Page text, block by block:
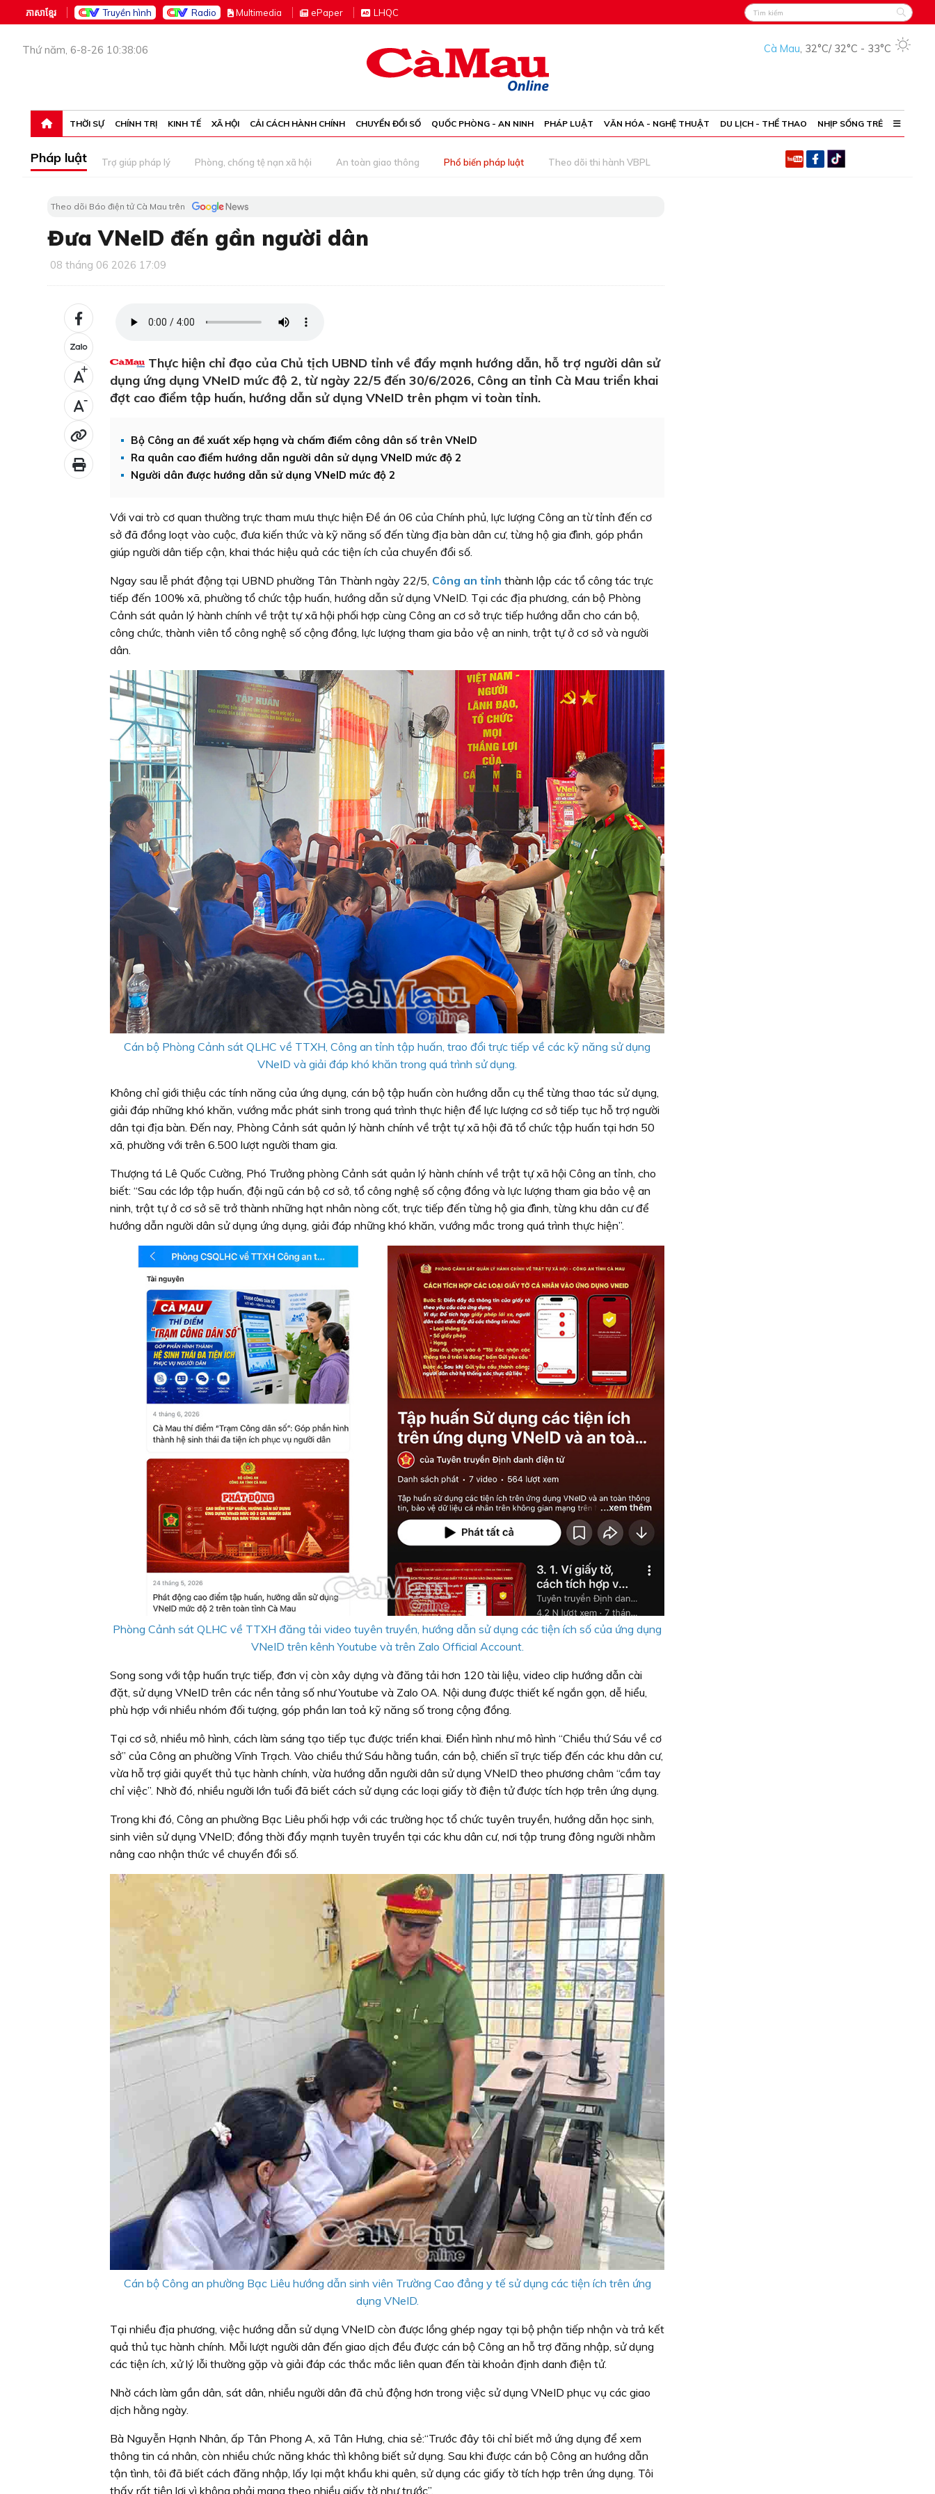
ភាសាខ្មែរ Truyền hình Radio Multimedia ePaper LHQC
Thứ năm, 6-8-26 10:38:06 Cà Mau, 32°C/ 32°C - 33°C
THỜI SỰ CHÍNH TRỊ KINH TẾ XÃ HỘI CẢI CÁCH HÀNH CHÍNH CHUYỂN ĐỔI SỐ QUỐC PHÒNG - AN NINH PHÁP LUẬT VĂN HÓA - NGHỆ THUẬT DU LỊCH - THỂ THAO NHỊP SỐNG TRẺ
Pháp luật Trợ giúp pháp lý Phòng, chống tệ nạn xã hội An toàn giao thông Phổ biến pháp luật Theo dõi thi hành VBPL
Theo dõi Báo điện tử Cà Mau trên
Đưa VNeID đến gần người dân
08 tháng 06 2026 17:09
+
-
Thực hiện chỉ đạo của Chủ tịch UBND tỉnh về đẩy mạnh hướng dẫn, hỗ trợ người dân sử
dụng ứng dụng VNeID mức độ 2, từ ngày 22/5 đến 30/6/2026, Công an tỉnh Cà Mau triển khai
đợt cao điểm tập huấn, hướng dẫn sử dụng VNeID trên phạm vi toàn tỉnh.
Bộ Công an đề xuất xếp hạng và chấm điểm công dân số trên VNeID
Ra quân cao điểm hướng dẫn người dân sử dụng VNeID mức độ 2
Người dân được hướng dẫn sử dụng VNeID mức độ 2
Với vai trò cơ quan thường trực tham mưu thực hiện Đề án 06 của Chính phủ, lực lượng Công an từ tỉnh đến cơ
sở đã đồng loạt vào cuộc, đưa kiến thức và kỹ năng số đến từng địa bàn dân cư, từng hộ gia đình, góp phần
giúp người dân tiếp cận, khai thác hiệu quả các tiện ích của chuyển đổi số.
Ngay sau lễ phát động tại UBND phường Tân Thành ngày 22/5, Công an tỉnh thành lập các tổ công tác trực
tiếp đến 100% xã, phường tổ chức tập huấn, hướng dẫn sử dụng VNeID. Tại các địa phương, cán bộ Phòng
Cảnh sát quản lý hành chính về trật tự xã hội phối hợp cùng Công an cơ sở trực tiếp hướng dẫn cho cán bộ,
công chức, thành viên tổ công nghệ số cộng đồng, lực lượng tham gia bảo vệ an ninh, trật tự ở cơ sở và người
dân.
Cán bộ Phòng Cảnh sát QLHC về TTXH, Công an tỉnh tập huấn, trao đổi trực tiếp về các kỹ năng sử dụng
VNeID và giải đáp khó khăn trong quá trình sử dụng.
Không chỉ giới thiệu các tính năng của ứng dụng, cán bộ tập huấn còn hướng dẫn cụ thể từng thao tác sử dụng,
giải đáp những khó khăn, vướng mắc phát sinh trong quá trình thực hiện để lực lượng cơ sở tiếp tục hỗ trợ người
dân tại địa bàn. Đến nay, Phòng Cảnh sát quản lý hành chính về trật tự xã hội đã tổ chức tập huấn tại hơn 50
xã, phường với trên 6.500 lượt người tham gia.
Thượng tá Lê Quốc Cường, Phó Trưởng phòng Cảnh sát quản lý hành chính về trật tự xã hội Công an tỉnh, cho
biết: “Sau các lớp tập huấn, đội ngũ cán bộ cơ sở, tổ công nghệ số cộng đồng và lực lượng tham gia bảo vệ an
ninh, trật tự ở cơ sở sẽ trở thành những hạt nhân nòng cốt, trực tiếp đến từng hộ gia đình, từng khu dân cư để
hướng dẫn người dân sử dụng ứng dụng, giải đáp những khó khăn, vướng mắc trong quá trình thực hiện”.
Phòng Cảnh sát QLHC về TTXH đăng tải video tuyên truyền, hướng dẫn sử dụng các tiện ích số của ứng dụng
VNeID trên kênh Youtube và trên Zalo Official Account.
Song song với tập huấn trực tiếp, đơn vị còn xây dựng và đăng tải hơn 120 tài liệu, video clip hướng dẫn cài
đặt, sử dụng VNeID trên các nền tảng số như Youtube và Zalo OA. Nội dung được thiết kế ngắn gọn, dễ hiểu,
phù hợp với nhiều nhóm đối tượng, góp phần lan toả kỹ năng số trong cộng đồng.
Tại cơ sở, nhiều mô hình, cách làm sáng tạo tiếp tục được triển khai. Điển hình như mô hình “Chiều thứ Sáu về cơ
sở” của Công an phường Vĩnh Trạch. Vào chiều thứ Sáu hằng tuần, cán bộ, chiến sĩ trực tiếp đến các khu dân cư,
vừa hỗ trợ giải quyết thủ tục hành chính, vừa hướng dẫn người dân sử dụng VNeID theo phương châm “cầm tay
chỉ việc”. Nhờ đó, nhiều người lớn tuổi đã biết cách sử dụng các loại giấy tờ điện tử được tích hợp trên ứng dụng.
Trong khi đó, Công an phường Bạc Liêu phối hợp với các trường học tổ chức tuyên truyền, hướng dẫn học sinh,
sinh viên sử dụng VNeID; đồng thời đẩy mạnh tuyên truyền tại các khu dân cư, nơi tập trung đông người nhằm
nâng cao nhận thức về chuyển đổi số.
Cán bộ Công an phường Bạc Liêu hướng dẫn sinh viên Trường Cao đẳng y tế sử dụng các tiện ích trên ứng
dụng VNeID.
Tại nhiều địa phương, việc hướng dẫn sử dụng VNeID còn được lồng ghép ngay tại bộ phận tiếp nhận và trả kết
quả thủ tục hành chính. Mỗi lượt người dân đến giao dịch đều được cán bộ Công an hỗ trợ đăng nhập, sử dụng
các tiện ích, xử lý lỗi thường gặp và giải đáp các thắc mắc liên quan đến tài khoản định danh điện tử.
Nhờ cách làm gần dân, sát dân, nhiều người dân đã chủ động hơn trong việc sử dụng VNeID phục vụ các giao
dịch hằng ngày.
Bà Nguyễn Hạnh Nhân, ấp Tân Phong A, xã Tân Hưng, chia sẻ:“Trước đây tôi chỉ biết mở ứng dụng để xem
thông tin cá nhân, còn nhiều chức năng khác thì không biết sử dụng. Sau khi được cán bộ Công an hướng dẫn
tận tình, tôi đã biết cách đăng nhập, lấy lại mật khẩu khi quên, sử dụng các giấy tờ tích hợp trên ứng dụng. Tôi
thấy rất tiện lợi vì không phải mang theo nhiều giấy tờ như trước”.